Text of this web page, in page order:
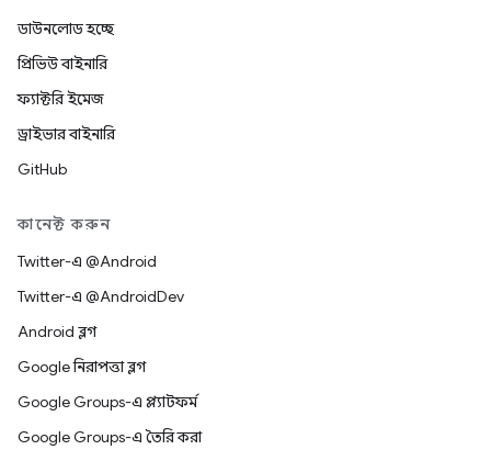
ডাউনলোড হচ্ছে
প্রিভিউ বাইনারি
ফ্যাক্টরি ইমেজ
ড্রাইভার বাইনারি
GitHub
কানেক্ট করুন
Twitter-এ @Android
Twitter-এ @AndroidDev
Android ব্লগ
Google নিরাপত্তা ব্লগ
Google Groups-এ প্ল্যাটফর্ম
Google Groups-এ তৈরি করা